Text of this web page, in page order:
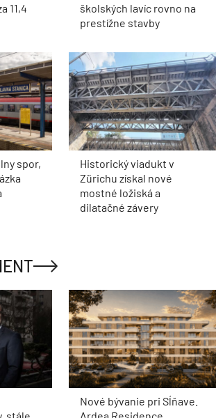
11,4
školských lavíc rovno na
prestížne stavby
spor,
Historický viadukt v
Zürichu získal nové
mostné ložiská a
dilatačné závery
Nové bývanie pri Sĺňave.